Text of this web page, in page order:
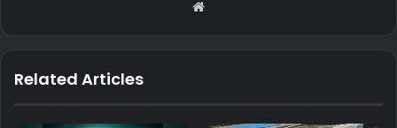
Related Articles